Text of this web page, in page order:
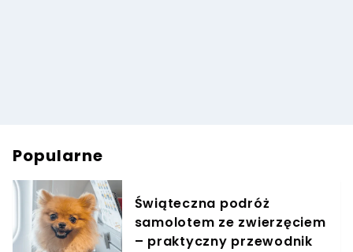
Popularne
Świąteczna podróż
samolotem ze zwierzęciem
– praktyczny przewodnik